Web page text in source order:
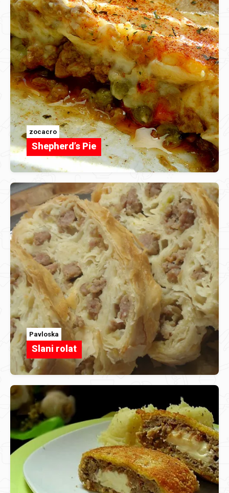
zocacro
Shepherd’s Pie
Pavloska
Slani rolat